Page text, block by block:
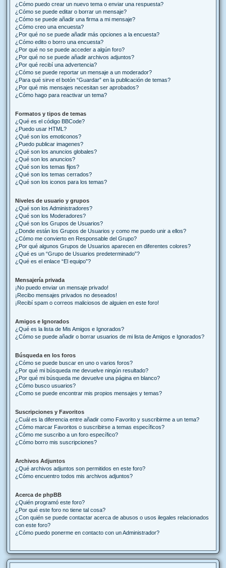
¿Cómo puedo crear un nuevo tema o enviar una respuesta?
¿Cómo se puede editar o borrar un mensaje?
¿Cómo se puede añadir una firma a mi mensaje?
¿Cómo creo una encuesta?
¿Por qué no se puede añadir más opciones a la encuesta?
¿Cómo edito o borro una encuesta?
¿Por qué no se puede acceder a algún foro?
¿Por qué no se puede añadir archivos adjuntos?
¿Por qué recibí una advertencia?
¿Cómo se puede reportar un mensaje a un moderador?
¿Para qué sirve el botón “Guardar” en la publicación de temas?
¿Por qué mis mensajes necesitan ser aprobados?
¿Cómo hago para reactivar un tema?
Formatos y tipos de temas
¿Qué es el código BBCode?
¿Puedo usar HTML?
¿Qué son los emoticonos?
¿Puedo publicar imagenes?
¿Qué son los anuncios globales?
¿Qué son los anuncios?
¿Qué son los temas fijos?
¿Qué son los temas cerrados?
¿Qué son los iconos para los temas?
Niveles de usuario y grupos
¿Qué son los Administradores?
¿Qué son los Moderadores?
¿Qué son los Grupos de Usuarios?
¿Donde están los Grupos de Usuarios y como me puedo unir a ellos?
¿Cómo me convierto en Responsable del Grupo?
¿Por qué algunos Grupos de Usuarios aparecen en diferentes colores?
¿Qué es un “Grupo de Usuarios predeterminado”?
¿Qué es el enlace “El equipo”?
Mensajería privada
¡No puedo enviar un mensaje privado!
¡Recibo mensajes privados no deseados!
¡Recibí spam o correos maliciosos de alguien en este foro!
Amigos e Ignorados
¿Qué es la lista de Mis Amigos e Ignorados?
¿Cómo se puede añadir o borrar usuarios de mi lista de Amigos e Ignorados?
Búsqueda en los foros
¿Cómo se puede buscar en uno o varios foros?
¿Por qué mi búsqueda me devuelve ningún resultado?
¿Por qué mi búsqueda me devuelve una página en blanco?
¿Cómo busco usuarios?
¿Como se puede encontrar mis propios mensajes y temas?
Suscripciones y Favoritos
¿Cuál es la diferencia entre añadir como Favorito y suscribirme a un tema?
¿Cómo marcar Favoritos o suscribirse a temas específicos?
¿Cómo me suscribo a un foro específico?
¿Cómo borro mis suscripciones?
Archivos Adjuntos
¿Qué archivos adjuntos son permitidos en este foro?
¿Cómo encuentro todos mis archivos adjuntos?
Acerca de phpBB
¿Quién programó este foro?
¿Por qué este foro no tiene tal cosa?
¿Con quién se puede contactar acerca de abusos o usos ilegales relacionados
con este foro?
¿Cómo puedo ponerme en contacto con un Administrador?